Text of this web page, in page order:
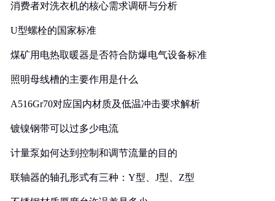
消费者对洗衣机的核心需求调研与分析
U型螺栓的国家标准
煤矿用电热取暖器是否符合防爆电气设备标准
照明母线槽的主要作用是什么
A516Gr70对应国内材质及低温冲击要求解析
镀镍钢带可以过多少电流
计量泵如何达到控制和调节流量的目的
联轴器的轴孔形式有三种：Y型、J型、Z型